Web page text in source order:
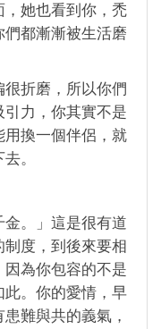
她也看到你，禿
都漸漸被生活磨
折磨，所以你們
力，你其實不是
用換一個伴侶，就
。
。」這是很有道
度，到後來要相
為你包容的不是
此。你的愛情，早
難與共的義氣，